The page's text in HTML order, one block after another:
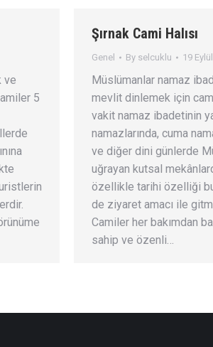
ve
5
Şırnak Cami Halısı
Genel By selcuklu 19
Müslümanlar namaz
mevlit dinlemek için
vakit namaz ibadetinin
namazlarında, cuma
ve diğer dini günlerde
uğrayan kutsal
özellikle tarihi özelliği
de ziyaret amacı ile
Camiler her bakımdan
sahip ve özenli…